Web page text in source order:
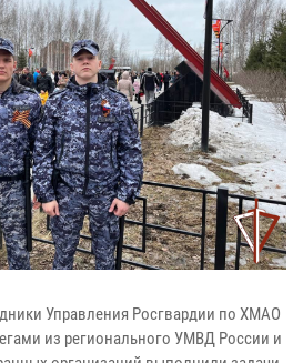
Управления Росгвардии по ХМАО
из регионального УМВД России и